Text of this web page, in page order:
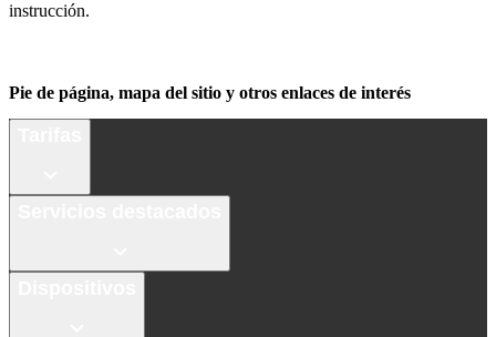
instrucción.
Pie de página, mapa del sitio y otros enlaces de interés